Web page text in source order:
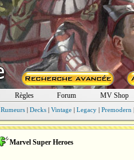
Règles Forum MV Shop
Rumeurs| Decks| Vintage| Legacy| Premodern
Marvel Super Heroes